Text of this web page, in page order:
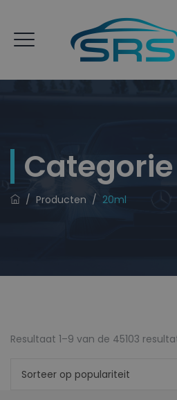
Categorie
/ Producten / 20ml
Resultaat 1–9 van de 45103
Sorteer op populariteit